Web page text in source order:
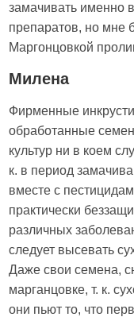
замачивать именно
препаратов, но мне
Маргонцовкой
Милена
Фирменные
обработанные
культур ни в коем
к. в период
вместе с
практически
различных
следует высевать
Даже свои семена,
марганцовке, т. к.
они пьют то, что